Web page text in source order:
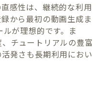
感性は、継続的な利用
から最初の動画生成ま
が理想的です。ま
チュートリアルの豊富
発さも長期利用におい